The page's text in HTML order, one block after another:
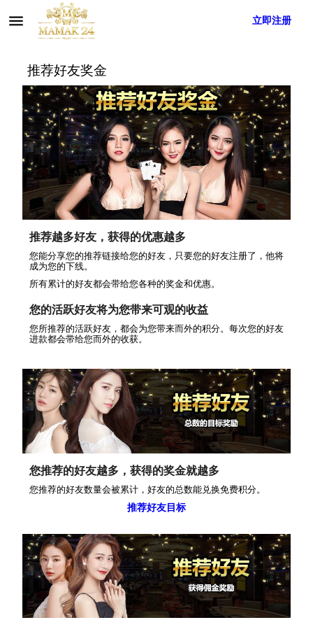
menu 立即注册
推荐好友奖金
推荐越多好友，获得的优惠越多
您能分享您的推荐链接给您的好友，只要您的好友注册了，他将
成为您的下线。
所有累计的好友都会带给您各种的奖金和优惠。
您的活跃好友将为您带来可观的收益
您所推荐的活跃好友，都会为您带来而外的积分。每次您的好友
进款都会带给您而外的收获。
您推荐的好友越多，获得的奖金就越多
您推荐的好友数量会被累计，好友的总数能兑换免费积分。
推荐好友目标